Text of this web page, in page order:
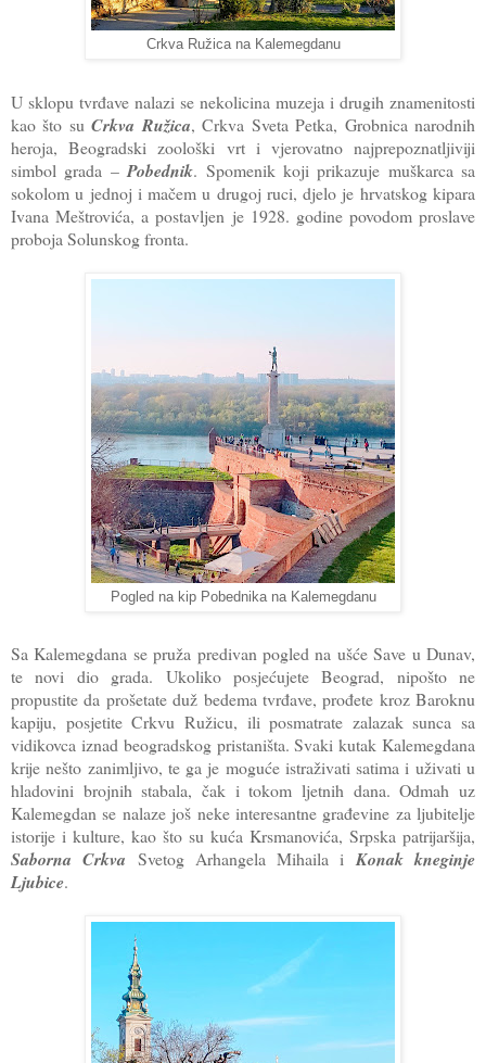
Crkva Ružica na Kalemegdanu
U sklopu tvrđave nalazi se nekolicina muzeja i drugih znamenitosti
kao što suCrkva Ružica, Crkva Sveta Petka, Grobnica narodnih
heroja, Beogradski zoološki vrt i vjerovatno najprepoznatljiviji
simbol grada –Pobednik. Spomenik koji prikazuje muškarca sa
sokolom u jednoj i mačem u drugoj ruci, djelo je hrvatskog kipara
Ivana Meštrovića, a postavljen je 1928. godine povodom proslave
proboja Solunskog fronta.
Pogled na kip Pobednika na Kalemegdanu
Sa Kalemegdana se pruža predivan pogled na ušće Save u Dunav,
te novi dio grada. Ukoliko posjećujete Beograd, nipošto ne
propustite da prošetate duž bedema tvrđave, prođete kroz Baroknu
kapiju, posjetite Crkvu Ružicu, ili posmatrate zalazak sunca sa
vidikovca iznad beogradskog pristaništa. Svaki kutak Kalemegdana
krije nešto zanimljivo, te ga je moguće istraživati satima i uživati u
hladovini brojnih stabala, čak i tokom ljetnih dana. Odmah uz
Kalemegdan se nalaze još neke interesantne građevine za ljubitelje
istorije i kulture, kao što su kuća Krsmanovića, Srpska patrijaršija,
Saborna Crkva Svetog Arhangela Mihaila i Konak kneginje
Ljubice.